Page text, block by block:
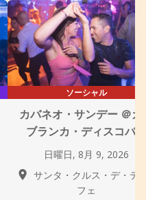
ソーシャル
カバネオ・サンデー ＠カ
ブランカ・ディスコバー
日曜日, 8月 9, 2026
サンタ・クルス・デ・テ
フェ